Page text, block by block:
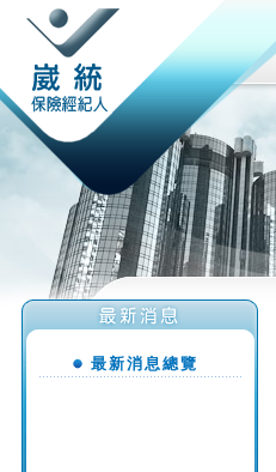
最新消息總覽